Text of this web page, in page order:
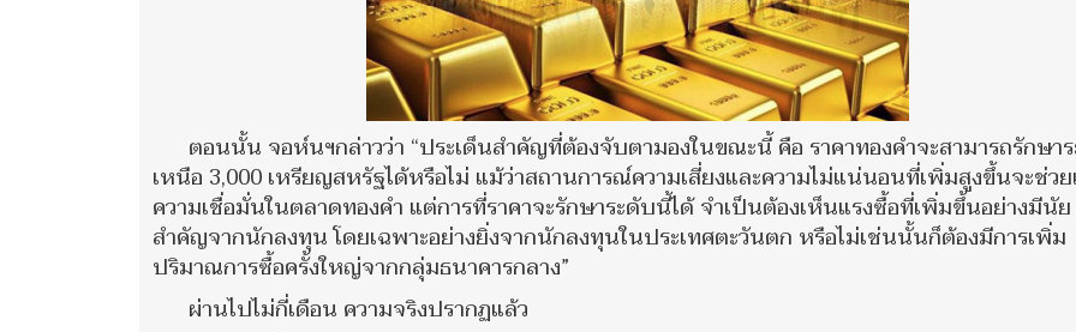
ตอนนั้น จอห์นฯกล่าวว่า “ประเด็นสำคัญที่ต้องจับตามองในขณะนี้ คือ ราคาทองคำจะสามารถรักษา
เหนือ 3,000 เหรียญสหรัฐได้หรือไม่ แม้ว่าสถานการณ์ความเสี่ยงและความไม่แน่นอนที่เพิ่มสูงขึ้นจะช่วย
ความเชื่อมั่นในตลาดทองคำ แต่การที่ราคาจะรักษาระดับนี้ได้ จำเป็นต้องเห็นแรงซื้อที่เพิ่มขึ้นอย่างมีนัย
สำคัญจากนักลงทุน โดยเฉพาะอย่างยิ่งจากนักลงทุนในประเทศตะวันตก หรือไม่เช่นนั้นก็ต้องมีการเพิ่ม
ปริมาณการซื้อครั้งใหญ่จากกลุ่มธนาคารกลาง”
ผ่านไปไม่กี่เดือน ความจริงปรากฏแล้ว